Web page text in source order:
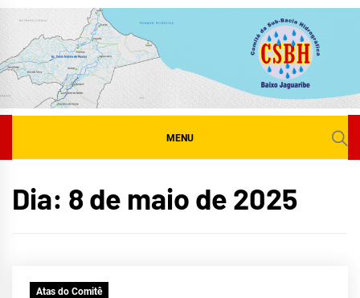
Skip
content
MENU
Dia: 8 de maio de 2025
Atas do Comitê